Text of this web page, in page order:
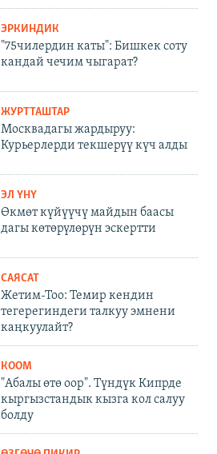
ЭРКИНДИК
"75чилердин каты": Бишкек соту
кандай чечим чыгарат?
ЖУРТТАШТАР
Москвадагы жардыруу:
Курьерлерди текшерүү күч алды
ЭЛ ҮНҮ
Өкмөт күйүүчү майдын баасы
дагы көтөрүлөрүн эскертти
САЯСАТ
Жетим-Тоо: Темир кендин
тегерегиндеги талкуу эмнени
каңкуулайт?
КООМ
"Абалы өтө оор". Түндүк Кипрде
кыргызстандык кызга кол салуу
болду